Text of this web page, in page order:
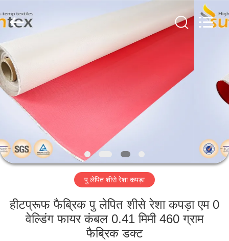
घर
उत्पाद
बारे
में
का
Suntex
Composite
Industrial
Co.,Ltd..
Reserved.
पु लेपित शीसे रेशा कपड़ा
हीटप्रूफ फैब्रिक पु लेपित शीसे रेशा कपड़ा एम 0
वेल्डिंग फायर कंबल 0.41 मिमी 460 ग्राम
फैब्रिक डक्ट